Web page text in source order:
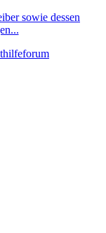
sowie dessen